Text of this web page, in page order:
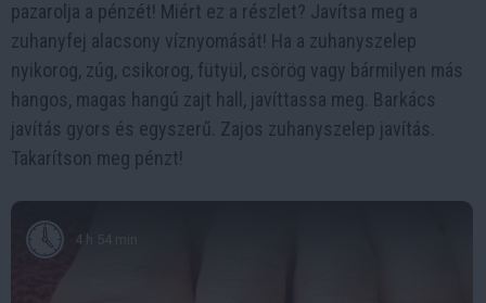
pazarolja a pénzét! Miért ez a részlet? Javítsa meg a
zuhanyfej alacsony víznyomását! Ha a zuhanyszelep
nyikorog, zúg, csikorog, fütyül, csörög vagy bármilyen más
hangos, magas hangú zajt hall, javíttassa meg. Barkács
javítás gyors és egyszerű. Zajos zuhanyszelep javítás.
Takarítson meg pénzt!
4 h 54 min